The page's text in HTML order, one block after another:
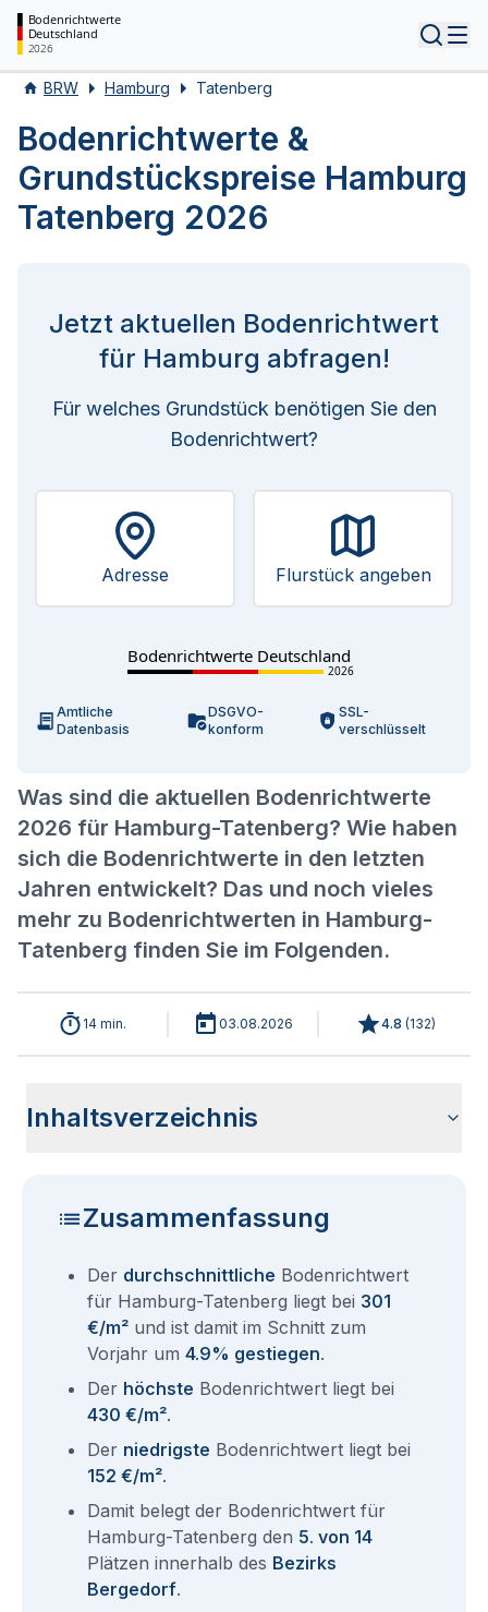
Bodenrichtwerte
Deutschland
2026
BRW Hamburg Tatenberg
Bodenrichtwerte &
Grundstückspreise Hamburg
Tatenberg 2026
Was sind die aktuellen Bodenrichtwerte
2026 für Hamburg-Tatenberg? Wie haben
sich die Bodenrichtwerte in den letzten
Jahren entwickelt? Das und noch vieles
mehr zu Bodenrichtwerten in Hamburg-
Tatenberg finden Sie im Folgenden.
Jetzt aktuellen Bodenrichtwert
für Hamburg abfragen!
Für welches Grundstück benötigen Sie den
Bodenrichtwert?
Adresse Flurstück angeben
Bodenrichtwerte Deutschland
2026
Amtliche
Datenbasis
DSGVO-
konform
SSL-
verschlüsselt
14 min. 03.08.2026 4.8 (132)
Inhaltsverzeichnis
Zusammenfassung
Der durchschnittliche Bodenrichtwert
für Hamburg-Tatenberg liegt bei 301
€/m² und ist damit im Schnitt zum
Vorjahr um 4.9% gestiegen.
Der höchste Bodenrichtwert liegt bei
430 €/m².
Der niedrigste Bodenrichtwert liegt bei
152 €/m².
Damit belegt der Bodenrichtwert für
Hamburg-Tatenberg den 5. von 14
Plätzen innerhalb des Bezirks
Bergedorf.